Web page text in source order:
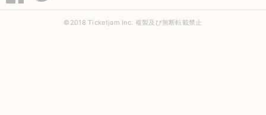
ご利用ガイド
©2018 Ticketjam Inc. 複製及び無断転載禁止